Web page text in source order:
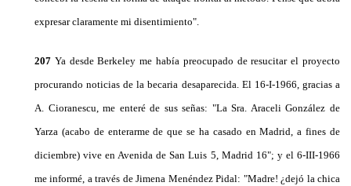
expresar claramente mi disentimiento".
207 Ya desde Berkeley me había preocupado de re­sucitar el proyecto
procurando noticias de la becaria desaparecida. El 16-I-1966, gracias a
A. Cioranescu, me enteré de sus señas: "La Sra. Araceli González de
Yarza (acabo de enterarme de que se ha casado en Madrid, a fines de
diciembre) vive en Avenida de San Luis 5, Madrid 16"; y el 6-III-1966
me informé, a través de Jimena Menéndez Pidal: "Madre! ¿dejó la chica